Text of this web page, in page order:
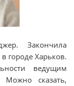
Закончила
городе Харьков.
ведущим
Можно сказать,